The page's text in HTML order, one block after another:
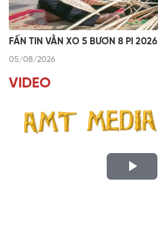
FẤN TIN VẰN XO 5 BƯƠN 8 PI 2026
05/08/2026
VIDEO
P